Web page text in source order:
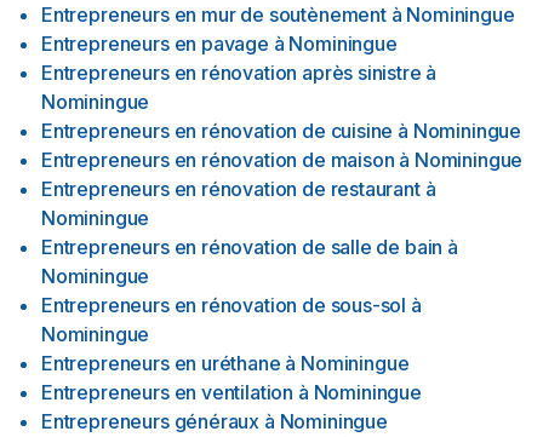
Entrepreneurs en mur de soutènement à Nominingue
Entrepreneurs en pavage à Nominingue
Entrepreneurs en rénovation après sinistre à
Nominingue
Entrepreneurs en rénovation de cuisine à Nominingue
Entrepreneurs en rénovation de maison à Nominingue
Entrepreneurs en rénovation de restaurant à
Nominingue
Entrepreneurs en rénovation de salle de bain à
Nominingue
Entrepreneurs en rénovation de sous-sol à
Nominingue
Entrepreneurs en uréthane à Nominingue
Entrepreneurs en ventilation à Nominingue
Entrepreneurs généraux à Nominingue